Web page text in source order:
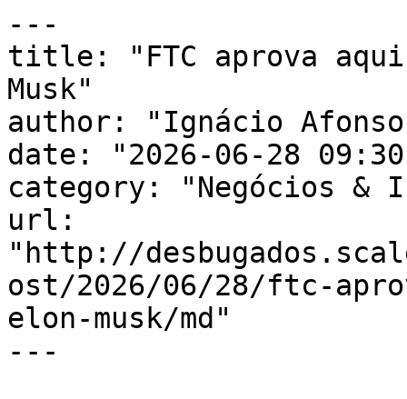
---
title: "FTC aprova
Musk"
author: "Ignácio
date: "2026-06-28
category: "Negócios &
url:
"http://
ost/2026/06/28/ftc-
elon-musk/md"
---